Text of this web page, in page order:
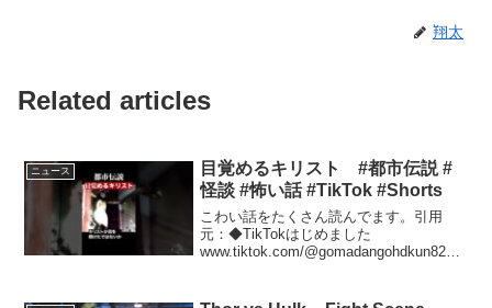
翔太
Related articles
ニュース
目覚めるキリスト #都市伝説 #
怪談 #怖い話 #TikTok #Shorts
こわい話をたくさん読んでます。引用
元：◆TikTokはじめました
www.tiktok.com/@gomadangohdkun820◆
ューさせて下さい！・パソコンの方は...